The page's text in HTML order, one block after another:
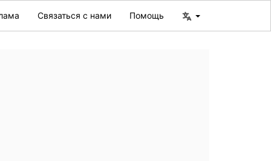
Связаться с нами Помощь